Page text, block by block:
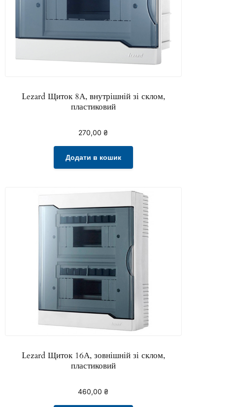
Lezard Щиток 8А, внутрішній зі склом,
пластиковий
270,00₴
Додати в кошик
Lezard Щиток 16А, зовнішній зі склом,
пластиковий
460,00₴